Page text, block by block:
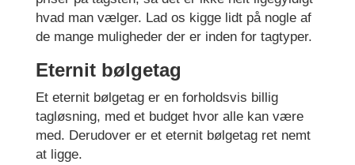
hvad man vælger. Lad os kigge lidt på nogle af
de mange muligheder der er inden for tagtyper.
Eternit bølgetag
Et eternit bølgetag er en forholdsvis billig
tagløsning, med et budget hvor alle kan være
med. Derudover er et eternit bølgetag ret nemt
at ligge.